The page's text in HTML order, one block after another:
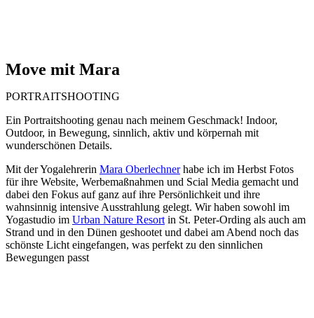
Move mit Mara
PORTRAITSHOOTING
Ein Portraitshooting genau nach meinem Geschmack! Indoor,
Outdoor, in Bewegung, sinnlich, aktiv und körpernah mit
wunderschönen Details.
Mit der Yogalehrerin Mara Oberlechnerhabe ich im Herbst Fotos
für ihre Website, Werbemaßnahmen und Scial Media gemacht und
dabei den Fokus auf ganz auf ihre Persönlichkeit und ihre
wahnsinnig intensive Ausstrahlung gelegt. Wir haben sowohl im
Yogastudio im Urban Nature Resort in St. Peter-Ording als auch am
Strand und in den Dünen geshootet und dabei am Abend noch das
schönste Licht eingefangen, was perfekt zu den sinnlichen
Bewegungen passt